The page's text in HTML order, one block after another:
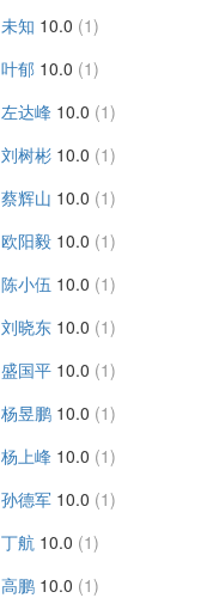
未知 10.0 (1)
叶郁 10.0 (1)
左达峰 10.0 (1)
刘树彬 10.0 (1)
蔡辉山 10.0 (1)
欧阳毅 10.0 (1)
陈小伍 10.0 (1)
刘晓东 10.0 (1)
盛国平 10.0 (1)
杨昱鹏 10.0 (1)
杨上峰 10.0 (1)
孙德军 10.0 (1)
丁航 10.0 (1)
高鹏 10.0 (1)